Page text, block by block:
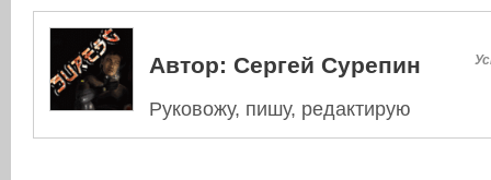
Автор: Сергей Сурепин
Руковожу, пишу, редактирую